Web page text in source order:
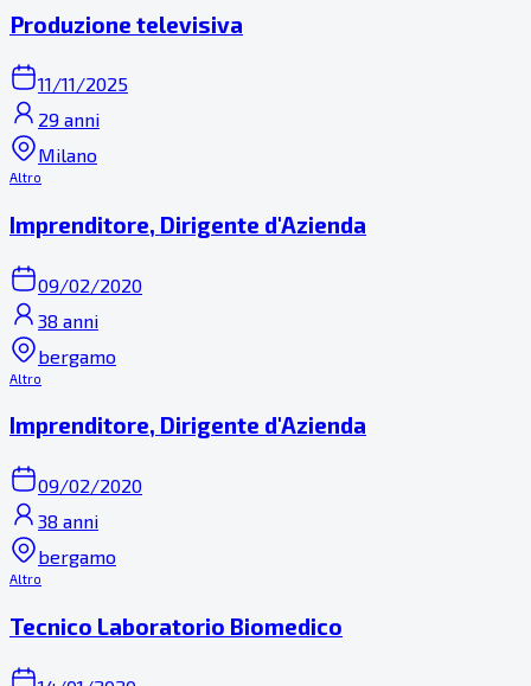
Produzione televisiva
11/11/2025
29 anni
Milano
Altro
Imprenditore, Dirigente d'Azienda
09/02/2020
38 anni
bergamo
Altro
Imprenditore, Dirigente d'Azienda
09/02/2020
38 anni
bergamo
Altro
Tecnico Laboratorio Biomedico